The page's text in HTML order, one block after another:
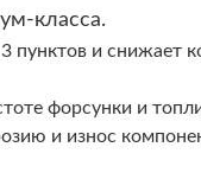
класса.
пунктов и снижает
форсунки и
и износ